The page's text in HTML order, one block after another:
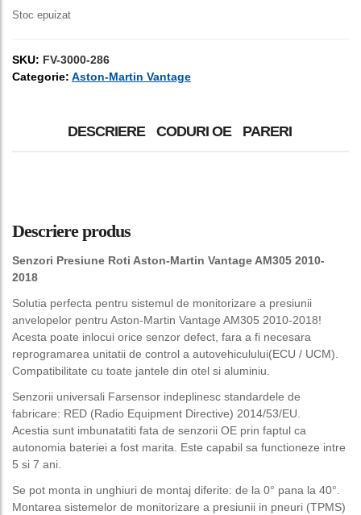
Stoc epuizat
SKU: FV-3000-286
Categorie: Aston-Martin Vantage
DESCRIERE CODURI OE PARERI
Descriere produs
Senzori Presiune Roti Aston-Martin Vantage AM305 2010-
2018
Solutia perfecta pentru sistemul de monitorizare a presiunii
anvelopelor pentru Aston-Martin Vantage AM305 2010-2018!
Acesta poate inlocui orice senzor defect, fara a fi necesara
reprogramarea unitatii de control a autovehiculului(ECU / UCM).
Compatibilitate cu toate jantele din otel si aluminiu.
Senzorii universali Farsensor indeplinesc standardele de
fabricare: RED (Radio Equipment Directive) 2014/53/EU.
Acestia sunt imbunatatiti fata de senzorii OE prin faptul ca
autonomia bateriei a fost marita. Este capabil sa functioneze intre
5 si 7 ani.
Se pot monta in unghiuri de montaj diferite: de la 0° pana la 40°.
Montarea sistemelor de monitorizare a presiunii in pneuri (TPMS)